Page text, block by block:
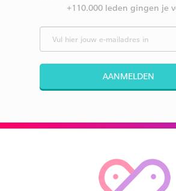
+110.000 leden gingen je
AANMELDEN